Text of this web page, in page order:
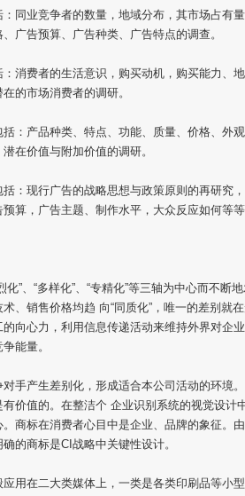
同业竞争者的数量，地域分布，其市场占有
广告预算、广告种类、广告特点的调查。
消费者的生活意识，购买动机，购买能力、
的市场消费者的调研。
括：产品种类、特点、功能、质量、价格、外
在价值与附加价值的调研。
括：现行广告的战略思想与政策原则的再研究
算，广告主题、制作水平，大众反应如何等等
化”、“多样化”、“专精化”等三轴为中心而不
、销售价格均趋 向“同质化”，唯一的差别就
向心力，利用信息传递活动来维持外界对企
能量。
手产生差别化，形成适合本公司活动的环境
有价值的。在整洁个 企业识别系统的视觉设计
商标在消费者心目中是企业、品牌的象征。
的商标是CI战略中关键性设计。
用在二大类媒体上，一类是各类印刷品等小